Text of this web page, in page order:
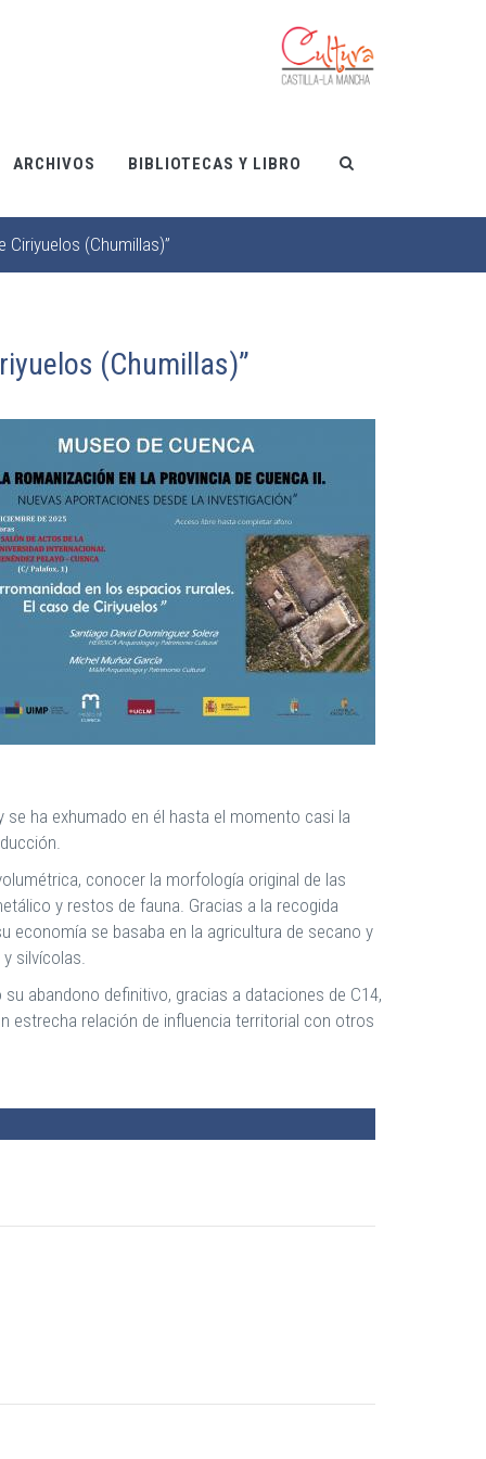
ARCHIVOS BIBLIOTECAS Y LIBRO
Ciriyuelos (Chumillas)”
(Chumillas)”
ha exhumado en él hasta el momento casi la
conocer la morfología original de las
y restos de fauna. Gracias a la recogida
se basaba en la agricultura de secano y
silvícolas.
abandono definitivo, gracias a dataciones de C14,
estrecha relación de influencia territorial con otros